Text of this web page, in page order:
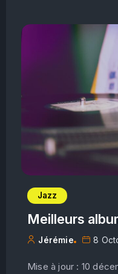
Jazz
Meilleurs
Jérémie 8
Mise à jour : 10